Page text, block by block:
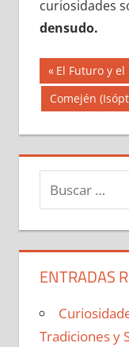
curiosidades
densudo.
de
Entrada
anterior:
El Futuro y
Siguiente
Comején
Buscar:
ENTRADAS
Tradiciones y